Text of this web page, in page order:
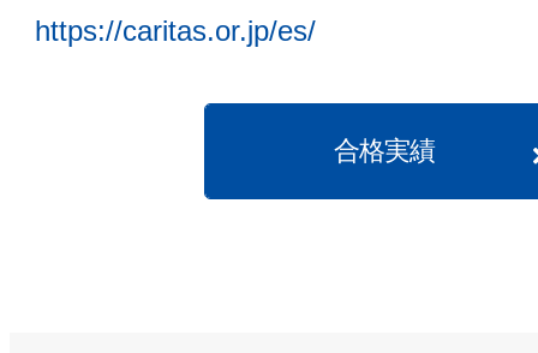
https://caritas.or.jp/es/
合格実績